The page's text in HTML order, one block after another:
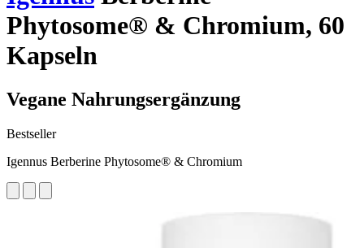
Phytosome® & Chromium, 60
Kapseln
Vegane Nahrungsergänzung
Bestseller
Igennus Berberine Phytosome® & Chromium